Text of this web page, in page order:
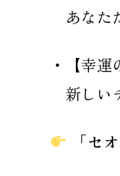
あなた
・【幸
新しい
「セ